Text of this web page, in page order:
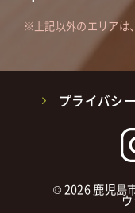
上記以外のエリアは
プライバシ
©2026鹿児島